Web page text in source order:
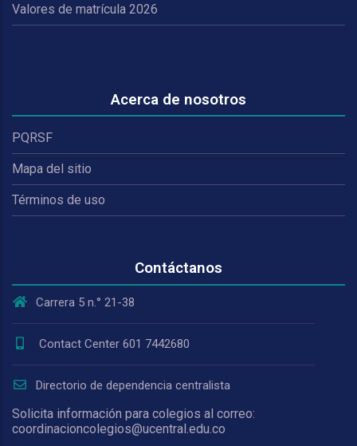
Valores de matrícula 2026
Acerca de nosotros
PQRSF
Mapa del sitio
Términos de uso
Contáctanos
Carrera 5 n.° 21-38
Contact Center 601 7442680
Directorio de dependencia centralista
Solicita información para colegios al correo:
coordinacioncolegios@ucentral.edu.co